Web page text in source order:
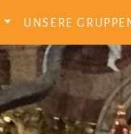
UNSERE